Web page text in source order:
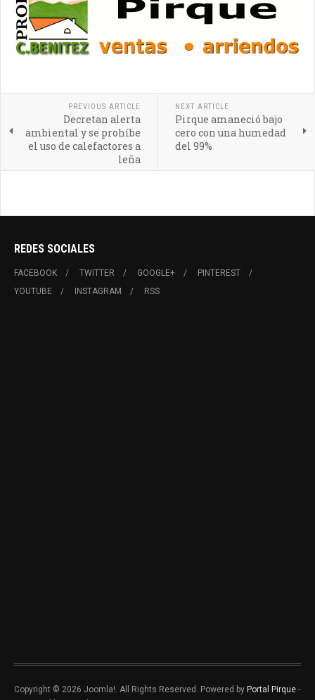
PREVIOUS ARTICLE
Decretan alerta
ambiental y se prohíbe
el uso de calefactores a
leña
NEXT ARTICLE
Pirque amaneció bajo
cero con una humedad
del 99%
REDES SOCIALES
FACEBOOK TWITTER GOOGLE+
PINTEREST
YOUTUBE
INSTAGRAM RSS
Copyright © 2026 Joomla!. All Rights Reserved. Powered by Portal Pirque -